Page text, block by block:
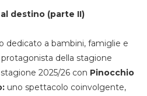
destino (parte II)
dedicato a bambini, famiglie e
della stagione
2025/26 con Pinocchio
uno spettacolo coinvolgente,